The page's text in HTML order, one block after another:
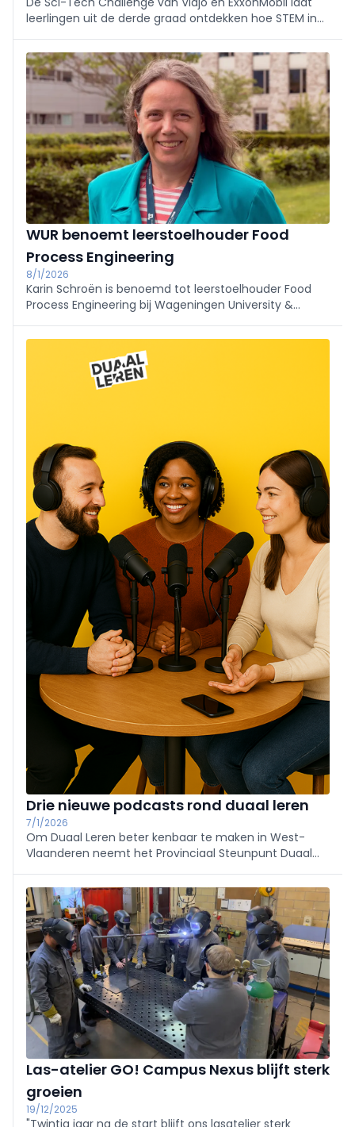
leerlingen uit de derde graad ontdekken hoe STEM in
echte STEM-uitdaging, begeleid door een EXXPert, en
groeien via een interactieve gastles toe na
WUR benoemt leerstoelhouder Food
Process Engineering
8/1/2026
Karin Schroën is benoemd tot leerstoelhouder Food
Process Engineering bij Wageningen University &
met haar leerstoelgroep richten op fundamentele
procestechnologische inzichten.
Drie nieuwe podcasts rond duaal leren
7/1/2026
Om Duaal Leren beter kenbaar te maken in West-
Vlaanderen neemt het Provinciaal Steunpunt Duaal
Las-atelier GO! Campus Nexus blijft sterk
groeien
19/12/2025